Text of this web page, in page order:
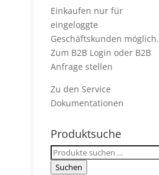
Einkaufen nur für
eingeloggte
Geschäftskunden möglich.
Zum B2B Login oder B2B
Anfrage stellen
Zu den Service
Dokumentationen
Produktsuche
Suchen
nach:
Suchen